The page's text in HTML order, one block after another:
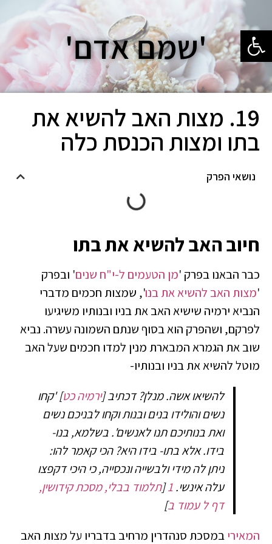
'שמם אדם'
19. מצות האב להשיא את
בתו ומצות הכנסת כלה
נושאי הפרק
חיוב האב להשיא את בתו
כבר הבאנו בפרק 'מן הטעמים ל-י"ח שנים' ובפרק
'מצות האב להשיא את בנו', שמצות חכמים מדברי
הנביא ירמיה שישיא האב את בניו ובנותיו משיגיעו
לפרקם, ושהפרק הוא בסוף שנתם השמונה עשרה. נביא
שוב את הגמרא המבארת מנין למדו חכמים שעל האב
מוטל להשיא את בניו ובנותיו-
להשיאו אשה. מנלן? דכתיב [ירמיה כט] 'קחו
נשים והולידו בנים ובנות וקחו לבניכם נשים
ואת בנותיכם תנו לאנשים'. בשלמא, בנו-
בידו. אלא בתו- בידו היא? הכי קאמר להו:
ניתן לה מידי ולבשייה ונכסייה, כי היכי דקפצו
עלה אינשי.
1
[תלמוד בבלי, מסכת קידושין,
דף ל עמוד ב]
המאיריבמסכת סנהדרין מרחיב בדבריו על מצות האב
פתח סרגל נגישות